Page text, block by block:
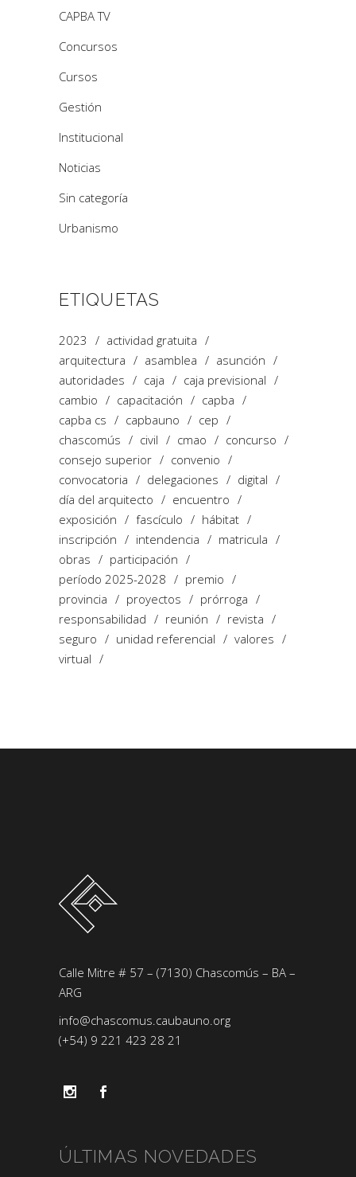
CAPBA TV
Concursos
Cursos
Gestión
Institucional
Noticias
Sin categoría
Urbanismo
ETIQUETAS
2023
actividad gratuita
arquitectura
asamblea
asunción
autoridades
caja
caja previsional
cambio
capacitación
capba
capba cs
capbauno
cep
chascomús
civil cmao
concurso
consejo superior
convenio
convocatoria
delegaciones
digital
día del arquitecto
encuentro
exposición
fascículo
hábitat
inscripción
intendencia
matricula
obras
participación
período 2025-2028
premio
provincia
proyectos
prórroga
responsabilidad
reunión
revista
seguro
unidad referencial
valores
virtual
Calle Mitre # 57 – (7130) Chascomús – BA –
ARG
info@chascomus.caubauno.org
(+54) 9 221 423 28 21
ÚLTIMAS NOVEDADES